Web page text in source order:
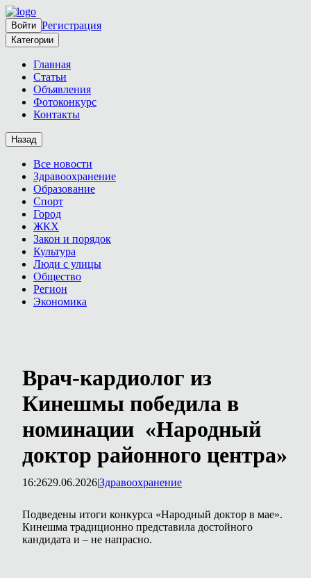
Войти Регистрация
Категории
Главная
Статьи
Объявления
Фотоконкурс
Контакты
Назад
Все новости
Здравоохранение
Образование
Спорт
Город
ЖКХ
Закон и порядок
Культура
Люди с улицы
Общество
Регион
Экономика
Врач-кардиолог из
Кинешмы победила в
номинации «Народный
доктор районного центра»
16:2629.06.2026|Здравоохранение
Подведены итоги конкурса «Народный доктор в мае».
Кинешма традиционно представила достойного
кандидата и – не напрасно.